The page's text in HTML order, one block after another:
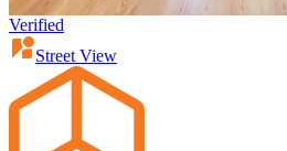
Verified
Street View